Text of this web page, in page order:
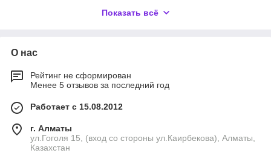
зажимные(врезныеи накладные
(запирающий механизм скрыт внутри корпуса). В
механизмах зажимного типа для фиксации используются
специальные зажимные планки и сверление не требуется.
Это современная альтернатива врезным устройствам.
Показать всё
О нас
Рейтинг не сформирован
Менее 5 отзывов за последний год
Работает с 15.08.2012
г. Алматы
ул.Гоголя 15, (вход со стороны ул.Каирбекова), Алматы,
Казахстан